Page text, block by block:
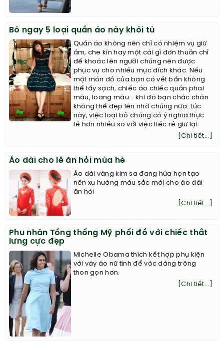
Bỏ ngay 5 loại quần áo này khỏi tủ
Quần áo không nên chỉ có nhiệm vụ giữ
ấm, che kín hay một cái gì đơn thuần chỉ
để khoác lên người chúng nên được
phục vụ cho nhiều mục đích khác. Nếu
một món đồ của bạn có vết bẩn không
thể tẩy sạch, chiếc áo chiếc quần phai
màu, loang màu... khi đó bạn chắc chắn
không thể đẹp lên nhờ chúng nữa. Lúc
này, việc loại bỏ chúng có ý nghĩa thực
tế hơn nhiều so với việc tiếc rẻ giữ lại.
[Chi tiết...]
Áo dài cho lễ ăn hỏi mùa hè
Áo dài vàng kim sa đang hứa hẹn tạo
nên xu hướng màu sắc mới cho áo dài
ăn hỏi
[Chi tiết...]
Phu nhân Tổng thống Mỹ phối đồ với chiếc thắt
lưng cực đẹp
Michelle Obama thích kết hợp phụ kiện
với váy áo nữ tính để vóc dáng trông
thon gọn hơn.
[Chi tiết...]